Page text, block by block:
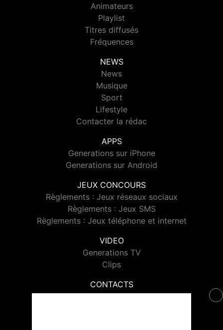
Animateurs
Playlist
Titres diffusés
Fréquences
NEWS
News
Musique
Sport
Lifestyle
Contacter la rédac
APPS
Generations sur iPhone
Generations sur Android
JEUX CONCOURS
Règlements : Jeux réseaux sociaux
Règlements : Jeux SMS
Règlements : Jeux téléphone et internet
VIDEO
Generations TV
Clips
CONTACTS
Contacter Generations